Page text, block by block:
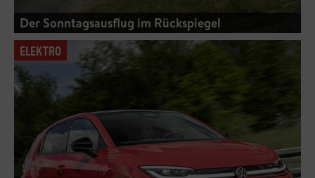
Der Sonntagsausflug im Rückspiegel
ELEKTRO